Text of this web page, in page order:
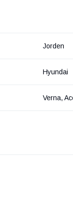
Jorden
Hyundai
Verna,